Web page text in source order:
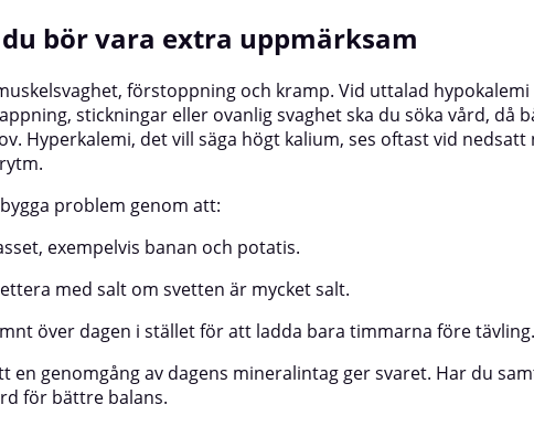
bör vara extra uppmärksam
förstoppning och kramp. Vid uttalad
stickningar eller ovanlig svaghet ska du söka vård, då
Hyperkalemi, det vill säga högt kalium, ses oftast vid
problem genom att:
exempelvis banan och potatis.
med salt om svetten är mycket salt.
över dagen i stället för att ladda bara timmarna före tävling.
en genomgång av dagens mineralintag ger svaret. Har du
för bättre balans.